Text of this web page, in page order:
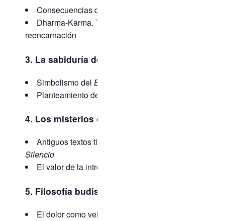
Consecuencias de nuestras acciones
Dharma-Karma. Teoría de la
reencarnación
3. La sabiduría de la India
Simbolismo del Bhagavad Gîtâ
Planteamiento del conflicto interior
4. Los misterios del Tíbet
Antiguos textos tibetanos:
Silencio
El valor de la introspección y la reflexión
5. Filosofía budista
El dolor como vehículo de conciencia